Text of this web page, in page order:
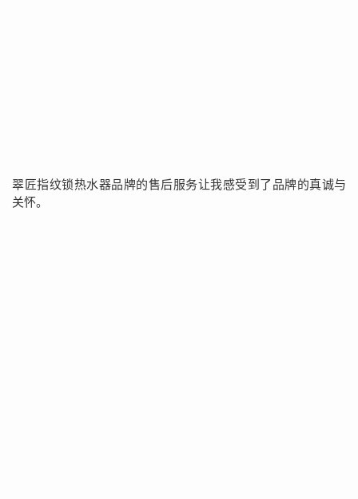
翠匠指纹锁热水器品牌的售后服务让我感受到了品牌的真诚与
关怀。